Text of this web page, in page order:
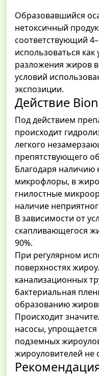
Образовавшийся
нетоксичный
соответствующий
использоваться
разложения жиров
условий
экспозиции.
Действие
Под действием
происходит
легкого
препятствующего
Благодаря
микрофлоры, в
гнилостные
наличие
В зависимости от
скапливающегося
90%.
При регулярном
поверхностях
канализационных
бактериальная
образованию
Происходит
насосы, упрощается
подземных
жироуловителей не